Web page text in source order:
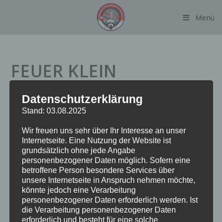
Menü
FEUER KLEIN
Datum: 7. Juni 2024 um 6:58 Uhr
Einsatzort:Hebebrandstraße / Rübenkamp
Fahrzeuge:FF Alsterdorf
Weitere Kräfte:Polizei
Einsatzbericht:
An der Einsatzstelle konnte trotz umfangreicher Erkundung
Datenschutzerklärung
Stand: 03.08.2025
Wir freuen uns sehr über Ihr Interesse an unser
Internetseite. Eine Nutzung der Website ist
grundsätzlich ohne jede Angabe
personenbezogener Daten möglich. Sofern eine
betroffene Person besondere Services über
unsere Internetseite in Anspruch nehmen möchte,
könnte jedoch eine Verarbeitung
personenbezogener Daten erforderlich werden. Ist
die Verarbeitung personenbezogener Daten
erforderlich und besteht für eine solche